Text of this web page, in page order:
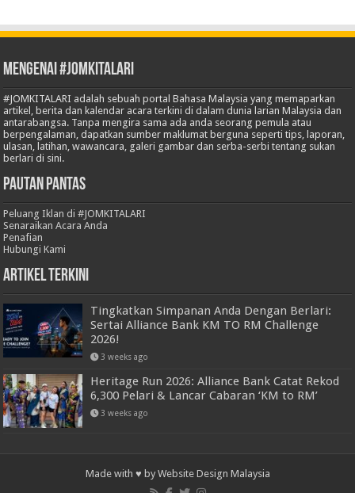
Mengenai #JOMKITALARI
#JOMKITALARI adalah sebuah portal Bahasa Malaysia yang memaparkan
artikel, berita dan kalendar acara terkini di dalam dunia larian Malaysia dan
antarabangsa. Tanpa mengira sama ada anda seorang pemula atau
berpengalaman, dapatkan sumber maklumat berguna seperti tips, laporan,
ulasan, latihan, wawancara, galeri gambar dan serba-serbi tentang sukan
berlari di sini.
Pautan Pantas
Peluang Iklan di #JOMKITALARI
Senaraikan Acara Anda
Penafian
Hubungi Kami
Artikel Terkini
Tingkatkan Simpanan Anda Dengan Berlari:
Sertai Alliance Bank KM TO RM Challenge
2026!
3 weeks ago
Heritage Run 2026: Alliance Bank Catat Rekod
6,300 Pelari & Lancar Cabaran ‘KM to RM’
3 weeks ago
Made with ♥ by Website Design Malaysia